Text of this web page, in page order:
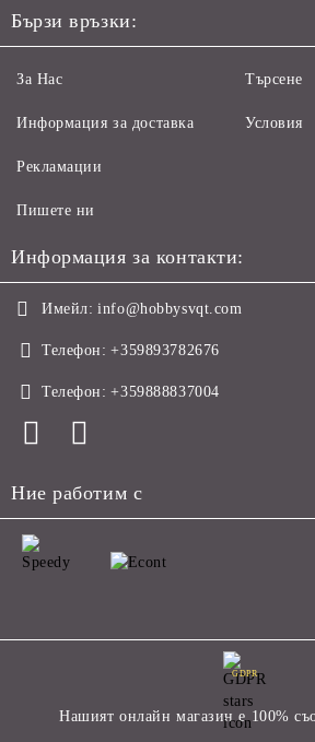
Бързи връзки:
За Нас
Информация за доставка
Рекламации
Пишете ни
Търсене
Условия
Информация за контакти:
Имейл: info@hobbysvqt.com
Телефон: +359893782676
Телефон: +359888837004
Ние работим с
GDPR
Нашият онлайн магазин е 100%